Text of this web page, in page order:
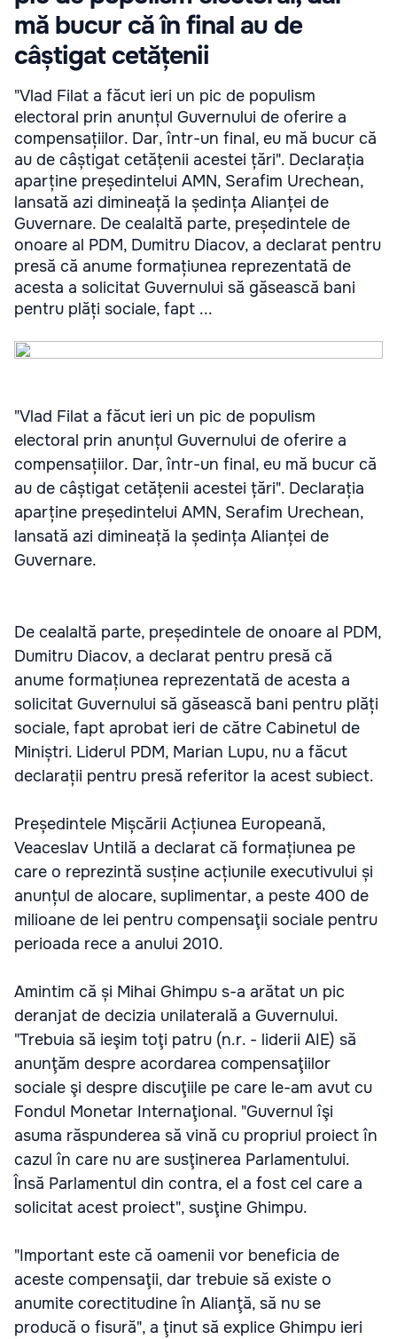
mă bucur că în final au de
câștigat cetățenii
"Vlad Filat a făcut ieri un pic de populism
electoral prin anunțul Guvernului de oferire a
compensațiilor. Dar, într-un final, eu mă bucur că
au de câștigat cetățenii acestei țări". Declarația
aparține președintelui AMN, Serafim Urechean,
lansată azi dimineață la ședința Alianței de
Guvernare. De cealaltă parte, președintele de
onoare al PDM, Dumitru Diacov, a declarat pentru
presă că anume formațiunea reprezentată de
acesta a solicitat Guvernului să găsească bani
pentru plăți sociale, fapt ...
"Vlad Filat a făcut ieri un pic de populism
electoral prin anunțul Guvernului de oferire a
compensațiilor. Dar, într-un final, eu mă bucur că
au de câștigat cetățenii acestei țări". Declarația
aparține președintelui AMN, Serafim Urechean,
lansată azi dimineață la ședința Alianței de
Guvernare.
De cealaltă parte, președintele de onoare al PDM,
Dumitru Diacov, a declarat pentru presă că
anume formațiunea reprezentată de acesta a
solicitat Guvernului să găsească bani pentru plăți
sociale, fapt aprobat ieri de către Cabinetul de
Miniștri. Liderul PDM, Marian Lupu, nu a făcut
declarații pentru presă referitor la acest subiect.
Președintele Mișcării Acțiunea Europeană,
Veaceslav Untilă a declarat că formațiunea pe
care o reprezintă susține acțiunile executivului și
anunțul de alocare, suplimentar, a peste 400 de
milioane de lei pentru compensaţii sociale pentru
perioada rece a anului 2010.
Amintim că și Mihai Ghimpu s-a arătat un pic
deranjat de decizia unilaterală a Guvernului.
"Trebuia să ieşim toţi patru (n.r. - liderii AIE) să
anunţăm despre acordarea compensaţiilor
sociale şi despre discuţiile pe care le-am avut cu
Fondul Monetar Internaţional. "Guvernul îşi
asuma răspunderea să vină cu propriul proiect în
cazul în care nu are susţinerea Parlamentului.
Însă Parlamentul din contra, el a fost cel care a
solicitat acest proiect", susţine Ghimpu.
"Important este că oamenii vor beneficia de
aceste compensaţii, dar trebuie să existe o
anumite corectitudine în Alianţă, să nu se
producă o fisură", a ţinut să explice Ghimpu ieri